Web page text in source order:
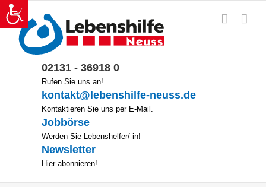
Zum
Inhalt
springen
02131 - 36918 0
Rufen Sie uns an!
kontakt@lebenshilfe-neuss.de
Kontaktieren Sie uns per E-Mail.
Jobbörse
Werden Sie Lebenshelfer/-in!
Newsletter
Hier abonnieren!